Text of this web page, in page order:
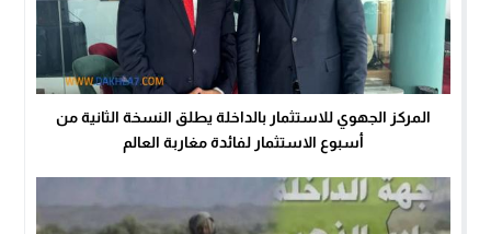
المركز الجهوي للاستثمار بالداخلة يطلق النسخة الثانية من
أسبوع الاستثمار لفائدة مغاربة العالم